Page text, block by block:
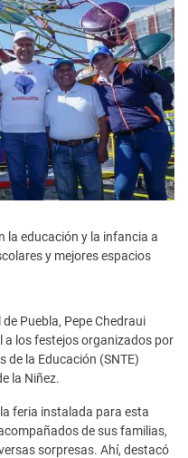
la educación y la infancia a
y mejores espacios
Puebla, Pepe Chedraui
a los festejos organizados por
de la Educación (SNTE)
la Niñez.
feria instalada para esta
de sus familias,
sorpresas. Ahí, destacó